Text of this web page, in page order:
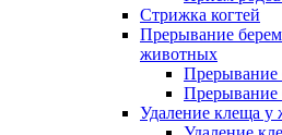
Стрижка когтей
Прерывание
животных
Прерывание
Прерывание
Удаление клеща у